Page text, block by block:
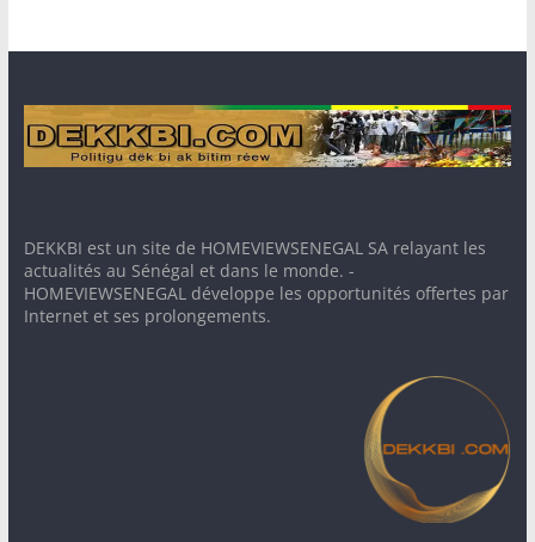
DEKKBI est un site de HOMEVIEWSENEGAL SA relayant les
actualités au Sénégal et dans le monde. -
HOMEVIEWSENEGAL développe les opportunités offertes par
Internet et ses prolongements.